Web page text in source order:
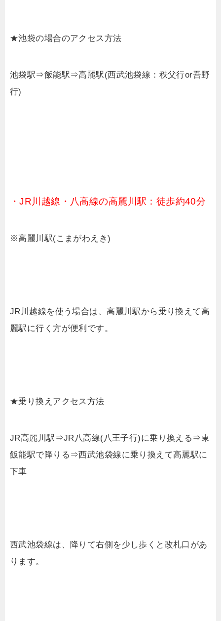
★池袋の場合のアクセス方法
池袋駅⇒飯能駅⇒高麗駅(西武池袋線：秩父行or吾野
行)
・JR川越線・八高線の高麗川駅：徒歩約40分
※高麗川駅(こまがわえき)
JR川越線を使う場合は、高麗川駅から乗り換えて高
麗駅に行く方が便利です。
★乗り換えアクセス方法
JR高麗川駅⇒JR八高線(八王子行)に乗り換える⇒東
飯能駅で降りる⇒西武池袋線に乗り換えて高麗駅に
下車
西武池袋線は、降りて右側を少し歩くと改札口があ
ります。